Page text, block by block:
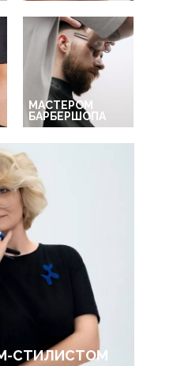
СТИЛИСТОМ
МАСТЕРОМ
БАРБЕРШОПА